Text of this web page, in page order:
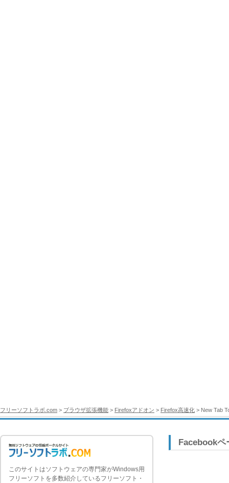
フリーソフトラボ.com > ブラウザ拡張機能 > Firefoxアドオン > Firefox高速化 > New Tab
このサイトはソフトウェアの専門家がWindows用
フリーソフトを多数紹介しているフリーソフト・
Facebookペ